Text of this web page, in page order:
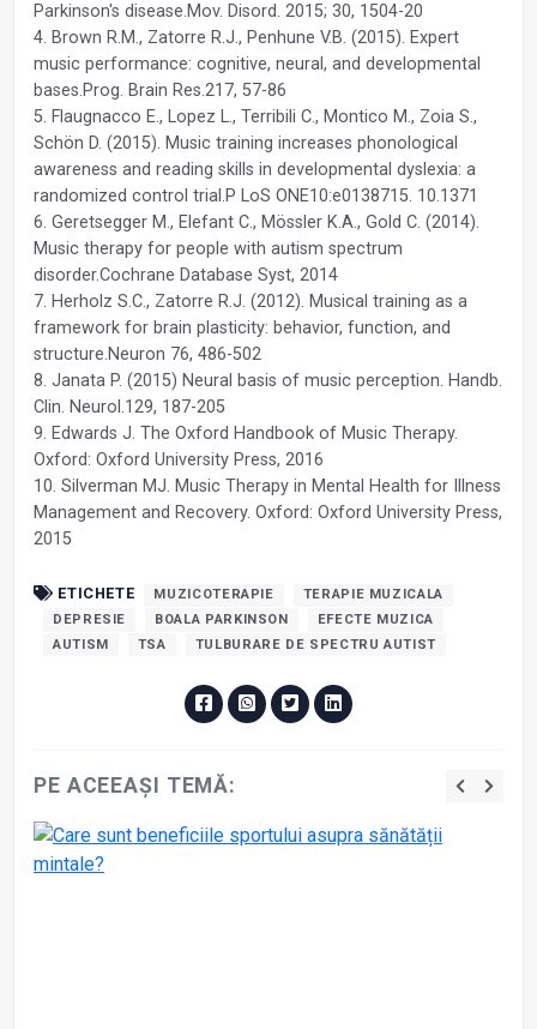
Parkinson's disease.Mov. Disord. 2015; 30, 1504-20
4. Brown R.M., Zatorre R.J., Penhune V.B. (2015). Expert
music performance: cognitive, neural, and developmental
bases.Prog. Brain Res.217, 57-86
5. Flaugnacco E., Lopez L., Terribili C., Montico M., Zoia S.,
Schön D. (2015). Music training increases phonological
awareness and reading skills in developmental dyslexia: a
randomized control trial.P LoS ONE10:e0138715. 10.1371
6. Geretsegger M., Elefant C., Mössler K.A., Gold C. (2014).
Music therapy for people with autism spectrum
disorder.Cochrane Database Syst, 2014
7. Herholz S.C., Zatorre R.J. (2012). Musical training as a
framework for brain plasticity: behavior, function, and
structure.Neuron 76, 486-502
8. Janata P. (2015) Neural basis of music perception. Handb.
Clin. Neurol.129, 187-205
9. Edwards J. The Oxford Handbook of Music Therapy.
Oxford: Oxford University Press, 2016
10. Silverman MJ. Music Therapy in Mental Health for Illness
Management and Recovery. Oxford: Oxford University Press,
2015
ETICHETE MUZICOTERAPIE
TERAPIE MUZICALA
DEPRESIE
BOALA PARKINSON
EFECTE MUZICA
AUTISM
TSA TULBURARE DE SPECTRU AUTIST
PE ACEEAȘI TEMĂ: